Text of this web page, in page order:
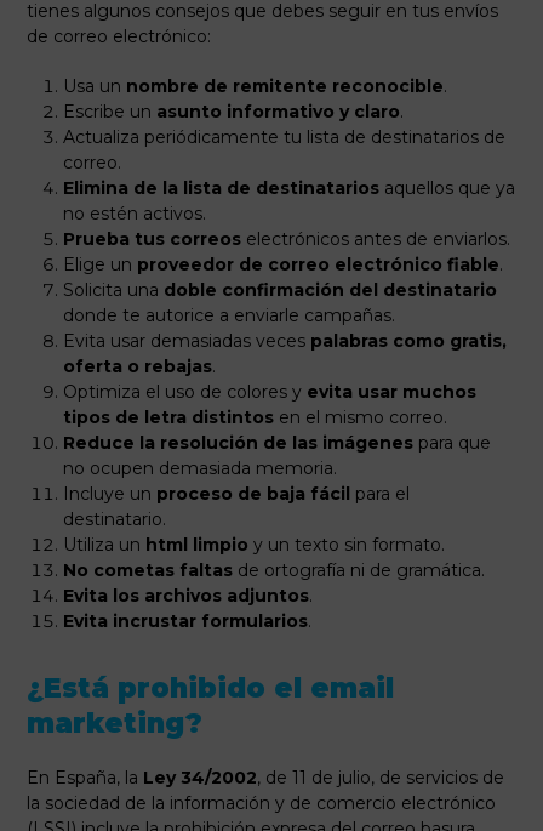
tienes algunos consejos que debes seguir en tus envíos
de correo electrónico:
Usa un nombre de remitente reconocible.
Escribe un asunto informativo y claro.
Actualiza periódicamente tu lista de destinatarios de
correo.
Elimina de la lista de destinatarios aquellos que ya
no estén activos.
Prueba tus correos electrónicos antes de enviarlos.
Elige un proveedor de correo electrónico fiable.
Solicita una doble confirmación del destinatario
donde te autorice a enviarle campañas.
Evita usar demasiadas veces palabras como gratis,
oferta o rebajas.
Optimiza el uso de colores y evita usar muchos
tipos de letra distintos en el mismo correo.
Reduce la resolución de las imágenes para que
no ocupen demasiada memoria.
Incluye un proceso de baja fácil para el
destinatario.
Utiliza un html limpioy un texto sin formato.
No cometas faltas de ortografía ni de gramática.
Evita los archivos adjuntos.
Evita incrustar formularios.
¿Está prohibido el email
marketing?
En España, la Ley 34/2002, de 11 de julio, de servicios de
la sociedad de la información y de comercio electrónico